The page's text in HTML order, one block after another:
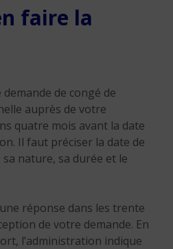
faire la
de congé de
auprès de votre
quatre mois avant la date
Il faut préciser la date de
nature, sa durée et le
réponse dans les trente
de votre demande. En
l’administration indique